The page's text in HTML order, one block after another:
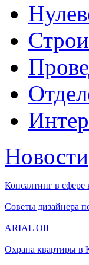
Новости
Консалтинг в сфере
Советы дизайнера
ARIAL OIL
Охрана квартиры в